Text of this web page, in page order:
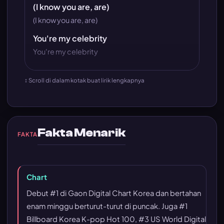
(I know you are, are)
(I know you are, are)
You're my celebrity
You're my celebrity
↕ Scroll di dalam kotak buat lirik lengkapnya
FAKTAFakta Menarik
Chart
Debut #1 di Gaon Digital Chart Korea dan bertahan
enam minggu berturut-turut di puncak. Juga #1
Billboard Korea K-pop Hot 100, #3 US World Digital